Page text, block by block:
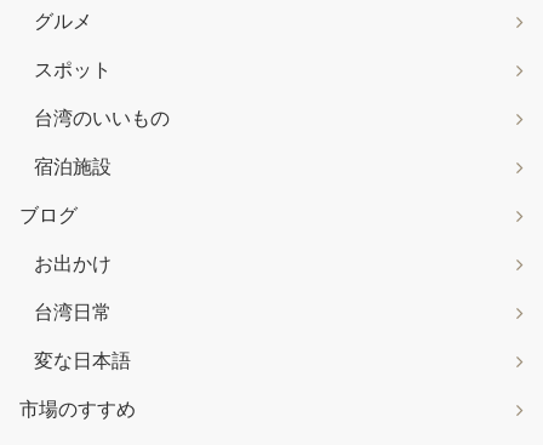
グルメ
スポット
台湾のいいもの
宿泊施設
ブログ
お出かけ
台湾日常
変な日本語
市場のすすめ